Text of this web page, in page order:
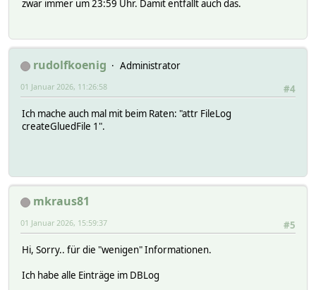
zwar immer um 23:59 Uhr. Damit entfällt auch das.
rudolfkoenig
Administrator
#4
01 Januar 2026, 11:26:58
Ich mache auch mal mit beim Raten: "attr FileLog
createGluedFile 1".
mkraus81
#5
01 Januar 2026, 15:59:37
Hi, Sorry.. für die "wenigen" Informationen.
Ich habe alle Einträge im DBLog